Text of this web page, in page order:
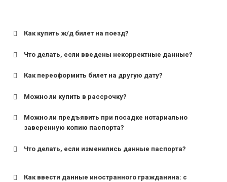
Как купить ж/д билет на поезд?
Что делать, если введены некорректные данные?
Как переоформить билет на другую дату?
Можно ли купить в рассрочку?
Можно ли предъявить при посадке нотариально
заверенную копию паспорта?
Что делать, если изменились данные паспорта?
Как ввести данные иностранного гражданина: с